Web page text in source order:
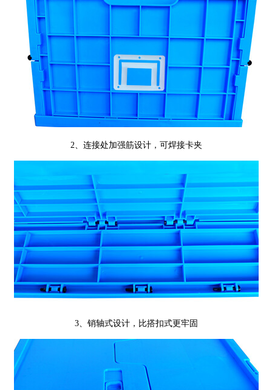
2、连接处加强筋设计，可焊接卡夹
3、销轴式设计， 比搭扣式更牢固